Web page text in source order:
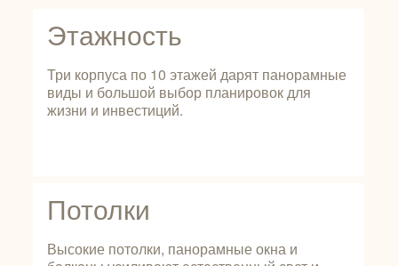
Потолки
Высокие потолки, панорамные окна и
Этажность
Три корпуса по 10 этажей дарят панорамные
виды и большой выбор планировок для
жизни и инвестиций.